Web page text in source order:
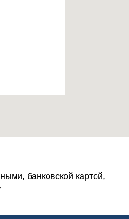
банковской картой,